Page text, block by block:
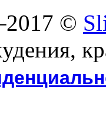
©